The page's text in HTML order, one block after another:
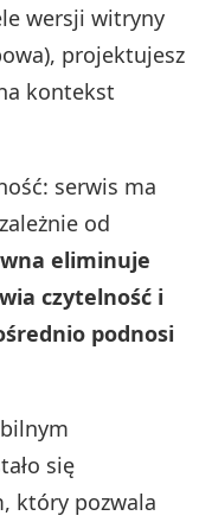
wersji witryny
projektujesz
kontekst
serwis ma
od
eliminuje
czytelność i
podnosi
się
który pozwala